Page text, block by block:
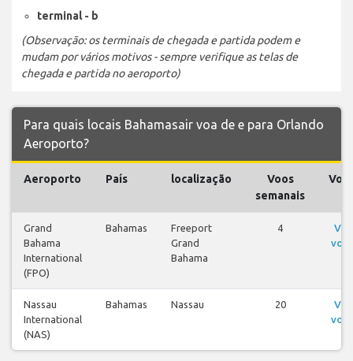
terminal - b
(Observação: os terminais de chegada e partida podem e
mudam por vários motivos - sempre verifique as telas de
chegada e partida no aeroporto)
Para quais locais Bahamasair voa de e para Orlando
Aeroporto?
Aeroporto País localização
Voos
semanais
Grand
Bahama
International
(FPO)
Bahamas
Freeport
Grand
Bahama
4
Ver
voos
Nassau
International
(NAS)
Bahamas Nassau 20
Ver
voos